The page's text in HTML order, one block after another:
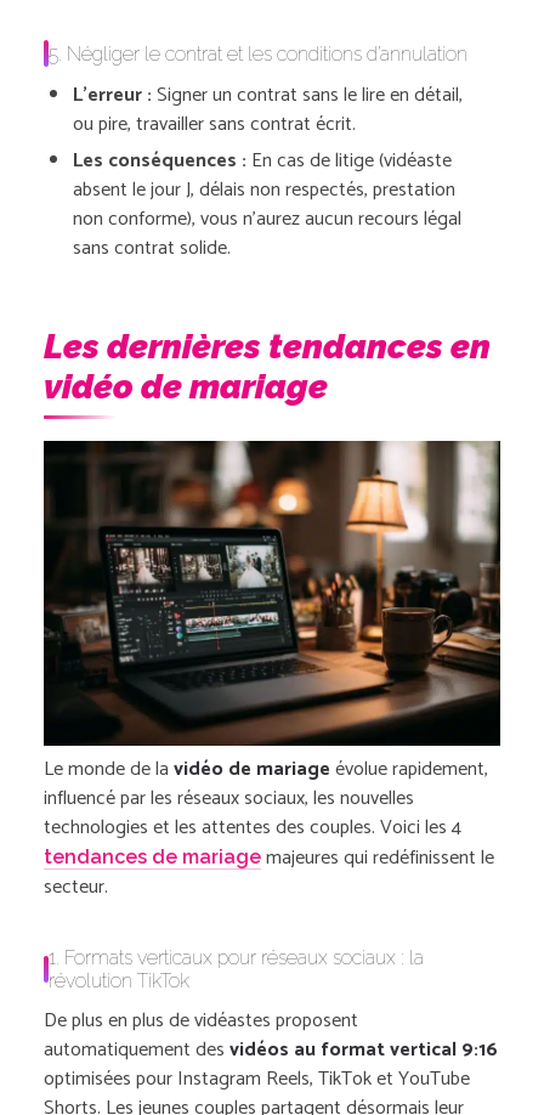
5. Négliger le contrat et les conditions d’annulation
L’erreur :Signer un contrat sans le lire en détail,
ou pire, travailler sans contrat écrit.
Les conséquences : En cas de litige (vidéaste
absent le jour J, délais non respectés, prestation
non conforme), vous n’aurez aucun recours légal
sans contrat solide.
Les dernières tendances en
vidéo de mariage
Le monde de lavidéo de mariageévolue rapidement,
influencé par les réseaux sociaux, les nouvelles
technologies et les attentes des couples. Voici les 4
tendances de mariage majeures qui redéfinissent le
secteur.
1. Formats verticaux pour réseaux sociaux : la
révolution TikTok
De plus en plus de vidéastes proposent
automatiquement desvidéos au format vertical 9:16
optimisées pour Instagram Reels, TikTok et YouTube
Shorts. Les jeunes couples partagent désormais leur